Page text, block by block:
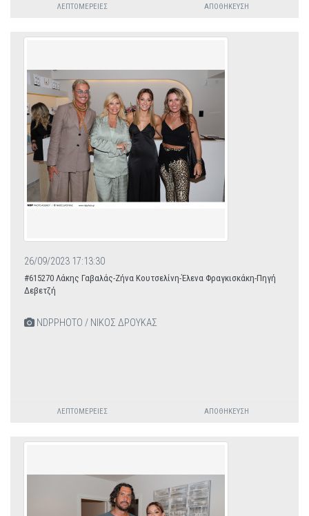
ΛΕΠΤΟΜΈΡΕΙΕΣ ΑΠΟΘΉΚΕΥΣΗ
26/09/2023 17:13:30
#615270 Λάκης Γαβαλάς-Ζήνα Κουτσελίνη-Έλενα Φραγκισκάκη-Πηγή
Δεβετζή
NDPPHOTO / ΝΙΚΟΣ ΔΡΟΥΚΑΣ
ΛΕΠΤΟΜΈΡΕΙΕΣ ΑΠΟΘΉΚΕΥΣΗ